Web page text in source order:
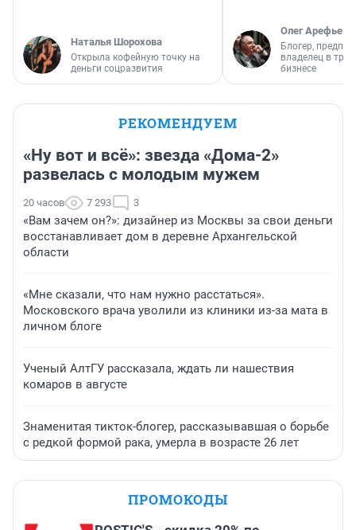
Наталья Шорохова
Открыла кофейную точку на
деньги соцразвития
Олег Арефьев
Блогер,
владелец в
бизнесе
РЕКОМЕНДУЕМ
«Ну вот и всё»: звезда «Дома-2»
развелась с молодым мужем
20 часов 7 293 3
«Вам зачем он?»: дизайнер из Москвы за свои деньги
восстанавливает дом в деревне Архангельской
области
«Мне сказали, что нам нужно расстаться».
Московского врача уволили из клиники из-за мата в
личном блоге
Ученый АлтГУ рассказала, ждать ли нашествия
комаров в августе
Знаменитая тикток-блогер, рассказывавшая о борьбе
с редкой формой рака, умерла в возрасте 26 лет
ПРОМОКОДЫ